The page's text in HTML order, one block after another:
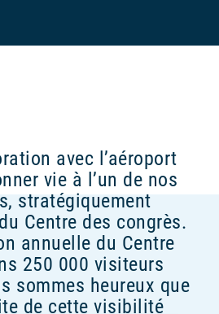
avec l’aéroport
vie à l’un de nos
stratégiquement
Centre des congrès.
annuelle du Centre
250 000 visiteurs
sommes heureux que
de cette visibilité